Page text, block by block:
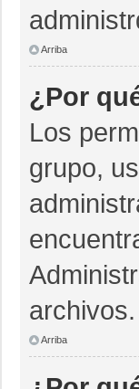
Arriba
¿Por
Los
grupo,
archivos.
Arriba